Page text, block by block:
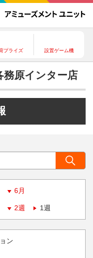
プライズ 設置ゲーム機
原インター店
6月
2週 1週
ン